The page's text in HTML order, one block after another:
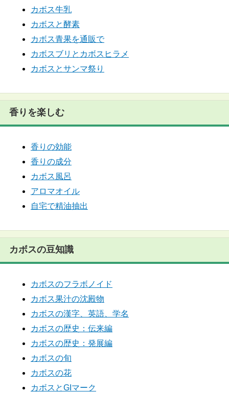
カボス牛乳
カボスと酵素
カボス青果を通販で
カボスブリとカボスヒラメ
カボスとサンマ祭り
香りを楽しむ
香りの効能
香りの成分
カボス風呂
アロマオイル
自宅で精油抽出
カボスの豆知識
カボスのフラボノイド
カボス果汁の沈殿物
カボスの漢字、英語、学名
カボスの歴史：伝来編
カボスの歴史：発展編
カボスの旬
カボスの花
カボスとGIマーク